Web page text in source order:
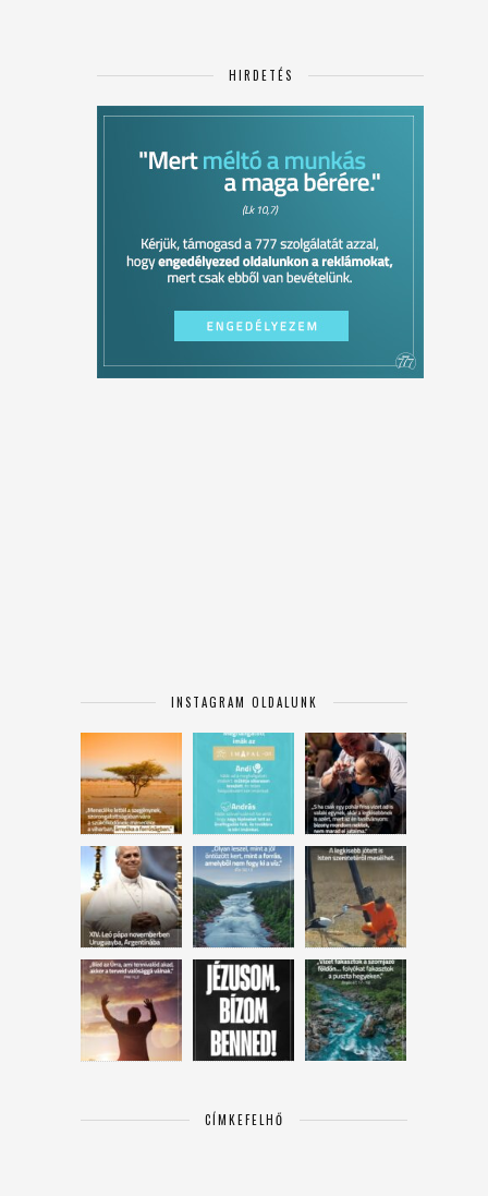
HIRDETÉS
INSTAGRAM OLDALUNK
CÍMKEFELHŐ